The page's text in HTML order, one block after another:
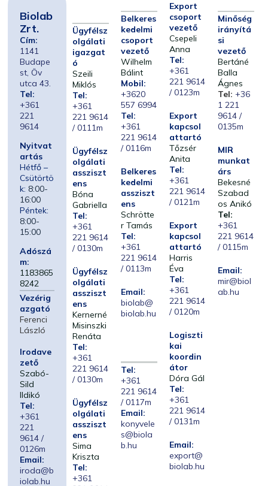
Biolab
Zrt.
Cím:
1141
Budape
st, Öv
utca 43.
Tel:
+361
221
9614
Nyitvat
artás
Hétfő –
Csütörtö
k: 8:00-
16:00
Péntek:
8:00-
15:00
Adószá
m:
1183865
8242
Vezérig
azgató
Ferenci
László
Irodave
zető
Szabó-
Sild
Ildikó
Tel:
+361
221
9614 /
0126m
Email:
iroda@b
iolab.hu
Ügyfélsz
olgálati
igazgat
ó
Szeili
Miklós
Tel:
+361
221 9614
/ 0111m
Ügyfélsz
olgálati
assziszt
ens
Bóna
Gabriella
Tel:
+361
221 9614
/ 0130m
Ügyfélsz
olgálati
assziszt
ens
Kernerné
Misinszki
Renáta
Tel:
+361
221 9614
/ 0130m
Ügyfélsz
olgálati
assziszt
ens
Sima
Kriszta
Tel:
+361
Belkeres
kedelmi
csoport
vezető
Wilhelm
Bálint
Mobil:
+3620
557 6994
Tel:
+361
221 9614
/ 0116m
Belkeres
kedelmi
assziszt
ens
Schrötte
r Tamás
Tel:
+361
221 9614
/ 0113m
Email:
biolab@
biolab.hu
Tel:
+361
221 9614
/ 0117m
Email:
konyvele
s@biola
b.hu
Export
csoport
vezető
Csepeli
Anna
Tel:
+361
221 9614
/ 0123m
Export
kapcsol
attartó
Tőzsér
Anita
Tel:
+361
221 9614
/ 0121m
Export
kapcsol
attartó
Harris
Éva
Tel:
+361
221 9614
/ 0120m
Logiszti
kai
koordin
átor
Dóra Gál
Tel:
+361
221 9614
/ 0131m
Email:
export@
biolab.hu
Minőség
irányítá
si
vezető
Bertáné
Balla
Ágnes
Tel: +36
1 221
9614 /
0135m
MIR
munkat
árs
Bekesné
Szabad
os Anikó
Tel:
+361
221 9614
/ 0115m
Email:
mir@biol
ab.hu